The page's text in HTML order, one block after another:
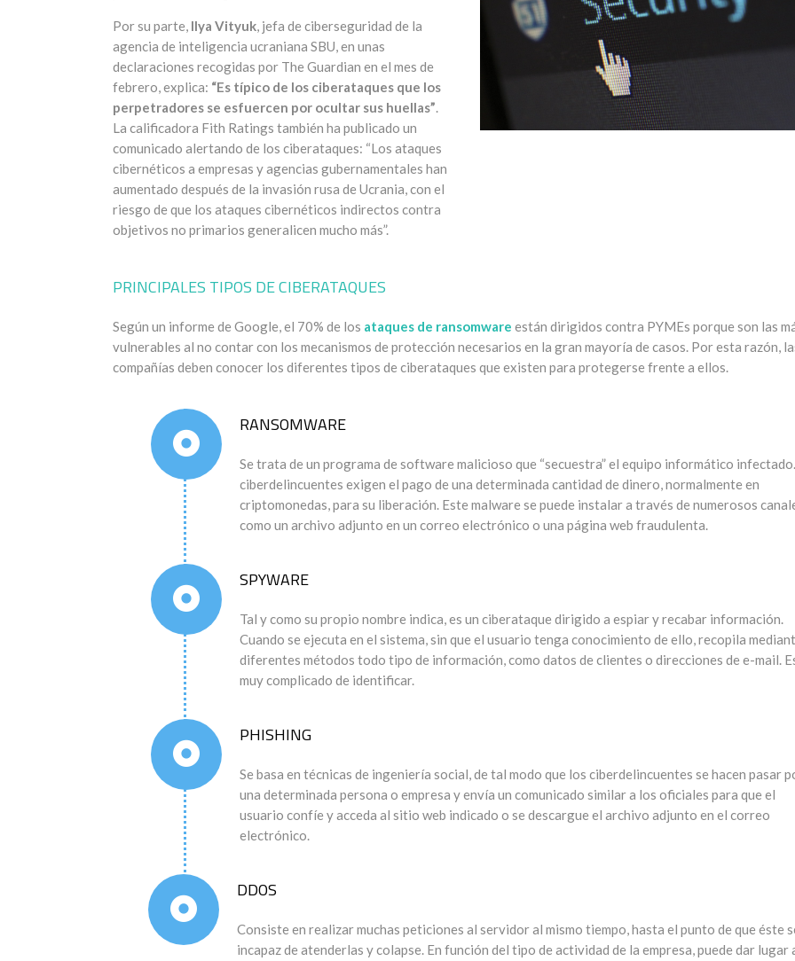
Por su parte, Ilya Vityuk, jefa de ciberseguridad de la
agencia de inteligencia ucraniana SBU, en unas
declaraciones recogidas por The Guardian en el mes de
febrero, explica: “Es típico de los ciberataques que los
perpetradores se esfuercen por ocultar sus huellas”.
La calificadora Fith Ratings también ha publicado un
comunicado alertando de los ciberataques: “Los ataques
cibernéticos a empresas y agencias gubernamentales han
aumentado después de la invasión rusa de Ucrania, con el
riesgo de que los ataques cibernéticos indirectos contra
objetivos no primarios generalicen mucho más”.
PRINCIPALES TIPOS DE CIBERATAQUES
Según un informe de Google, el 70% de los ataques de ransomware están dirigidos contra PYMEs porque son las
vulnerables al no contar con los mecanismos de protección necesarios en la gran mayoría de casos. Por esta razón,
compañías deben conocer los diferentes tipos de ciberataques que existen para protegerse frente a ellos.
RANSOMWARE
Se trata de un programa de software malicioso que “secuestra” el equipo informático
ciberdelincuentes exigen el pago de una determinada cantidad de dinero, normalmente en
criptomonedas, para su liberación. Este malware se puede instalar a través de numerosos
como un archivo adjunto en un correo electrónico o una página web fraudulenta.
SPYWARE
Tal y como su propio nombre indica, es un ciberataque dirigido a espiar y recabar información.
Cuando se ejecuta en el sistema, sin que el usuario tenga conocimiento de ello, recopila
diferentes métodos todo tipo de información, como datos de clientes o direcciones de e-mail.
muy complicado de identificar.
PHISHING
Se basa en técnicas de ingeniería social, de tal modo que los ciberdelincuentes se hacen pasar
una determinada persona o empresa y envía un comunicado similar a los oficiales para que el
usuario confíe y acceda al sitio web indicado o se descargue el archivo adjunto en el correo
electrónico.
DDOS
Consiste en realizar muchas peticiones al servidor al mismo tiempo, hasta el punto de que éste
incapaz de atenderlas y colapse. En función del tipo de actividad de la empresa, puede dar lugar